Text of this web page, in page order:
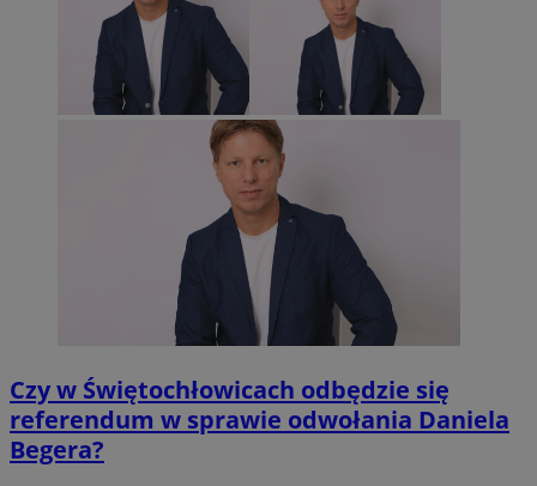
Czy w Świętochłowicach odbędzie się
referendum w sprawie odwołania Daniela
Begera?